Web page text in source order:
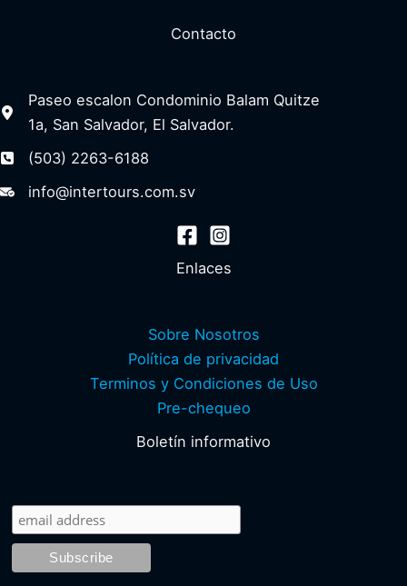
Contacto
Paseo escalon Condominio Balam Quitze
1a, San Salvador, El Salvador.
(503) 2263-6188
info@intertours.com.sv
Enlaces
Sobre Nosotros
Política de privacidad
Terminos y Condiciones de Uso
Pre-chequeo
Boletín informativo